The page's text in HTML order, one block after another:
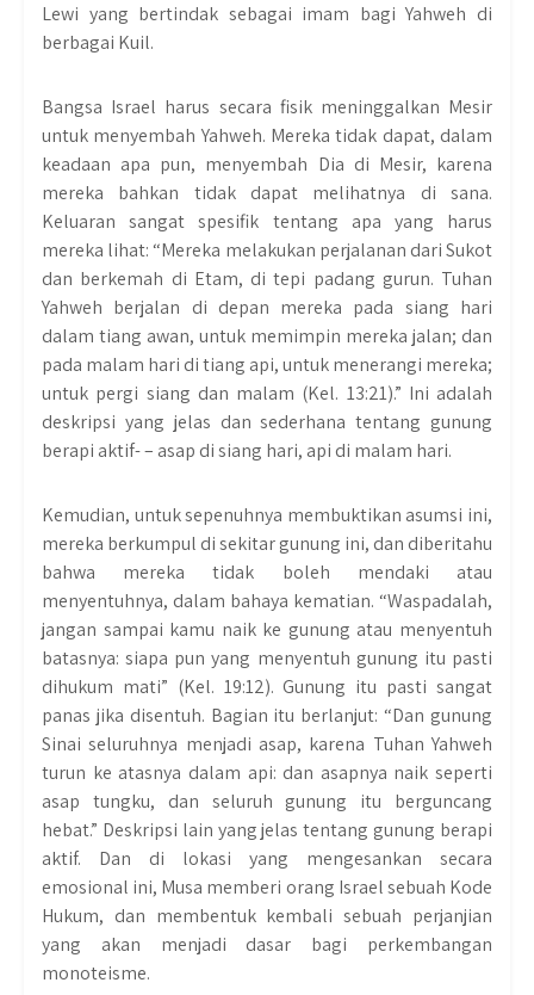
Lewi yang bertindak sebagai imam bagi Yahweh di
berbagai Kuil.
Bangsa Israel harus secara fisik meninggalkan Mesir
untuk menyembah Yahweh. Mereka tidak dapat, dalam
keadaan apa pun, menyembah Dia di Mesir, karena
mereka bahkan tidak dapat melihatnya di sana.
Keluaran sangat spesifik tentang apa yang harus
mereka lihat: “Mereka melakukan perjalanan dari Sukot
dan berkemah di Etam, di tepi padang gurun. Tuhan
Yahweh berjalan di depan mereka pada siang hari
dalam tiang awan, untuk memimpin mereka jalan; dan
pada malam hari di tiang api, untuk menerangi mereka;
untuk pergi siang dan malam (Kel. 13:21).” Ini adalah
deskripsi yang jelas dan sederhana tentang gunung
berapi aktif- – asap di siang hari, api di malam hari.
Kemudian, untuk sepenuhnya membuktikan asumsi ini,
mereka berkumpul di sekitar gunung ini, dan diberitahu
bahwa mereka tidak boleh mendaki atau
menyentuhnya, dalam bahaya kematian. “Waspadalah,
jangan sampai kamu naik ke gunung atau menyentuh
batasnya: siapa pun yang menyentuh gunung itu pasti
dihukum mati” (Kel. 19:12). Gunung itu pasti sangat
panas jika disentuh. Bagian itu berlanjut: “Dan gunung
Sinai seluruhnya menjadi asap, karena Tuhan Yahweh
turun ke atasnya dalam api: dan asapnya naik seperti
asap tungku, dan seluruh gunung itu berguncang
hebat.” Deskripsi lain yang jelas tentang gunung berapi
aktif. Dan di lokasi yang mengesankan secara
emosional ini, Musa memberi orang Israel sebuah Kode
Hukum, dan membentuk kembali sebuah perjanjian
yang akan menjadi dasar bagi perkembangan
monoteisme.